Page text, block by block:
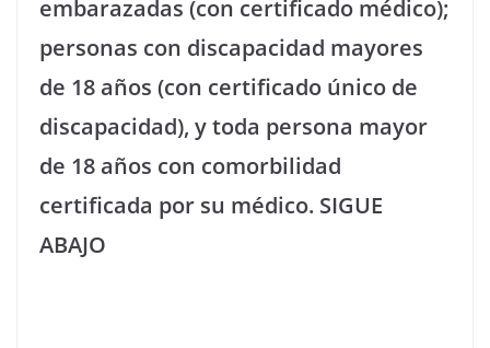
embarazadas (con certificado médico);
personas con discapacidad mayores
de 18 años (con certificado único de
discapacidad), y toda persona mayor
de 18 años con comorbilidad
certificada por su médico. SIGUE
ABAJO